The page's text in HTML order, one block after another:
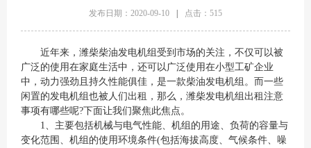
发布日期：2020-09-10 点击：515
近年来，潍柴柴油发电机组受到市场的关注，不仅可以被
广泛的使用在家庭生活中，还可以广泛使用在小型工矿企业
中，动力强劲且持久性能俱佳，是一款柴油发电机组。而一些
闲置的发电机组也被人们出租，那么， 潍柴发电机组出租注意
事项有哪些呢?下面让我们聚焦此焦点。
1、主要包括机械与电气性能、机组的用途、负荷的容量与
变化范围、机组的使用环境条件(包括海拔高度、气候条件、噪